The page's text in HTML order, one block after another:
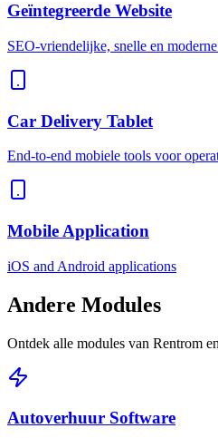
Geïntegreerde Website
SEO-vriendelijke, snelle en
Car Delivery Tablet
End-to-end mobiele tools voor
Mobile Application
iOS and Android applications
Andere Modules
Ontdek alle modules van Rentrom
Autoverhuur Software